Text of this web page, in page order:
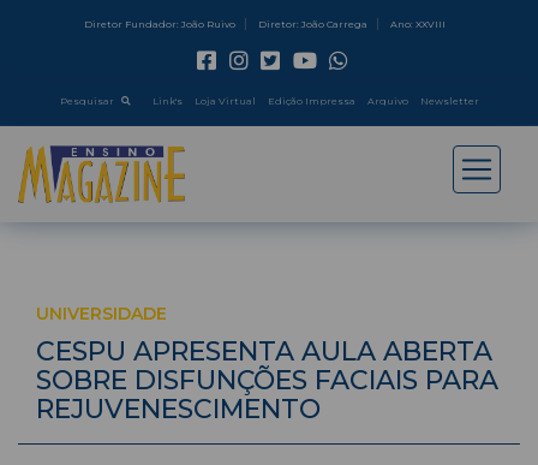
Diretor Fundador: João Ruivo Diretor: João Carrega Ano: XXVIII
Pesquisar Link's Loja Virtual Edição Impressa Arquivo Newsletter
UNIVERSIDADE
CESPU APRESENTA AULA ABERTA
SOBRE DISFUNÇÕES FACIAIS PARA
REJUVENESCIMENTO